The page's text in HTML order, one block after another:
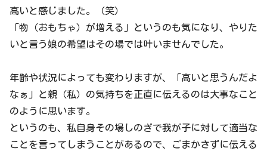
高いと感じました。（笑）
「物（おもちゃ）が増える」というのも気になり、やりた
いと言う娘の希望はその場では叶いませんでした。
年齢や状況によっても変わりますが、「高いと思うんだよ
なぁ」と親（私）の気持ちを正直に伝えるのは大事なこと
のように思います。
というのも、私自身その場しのぎで我が子に対して適当な
ことを言ってしまうことがあるので、ごまかさずに伝える